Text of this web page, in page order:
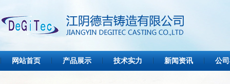
网站首页 产品展示 技术实力 新闻资讯 公